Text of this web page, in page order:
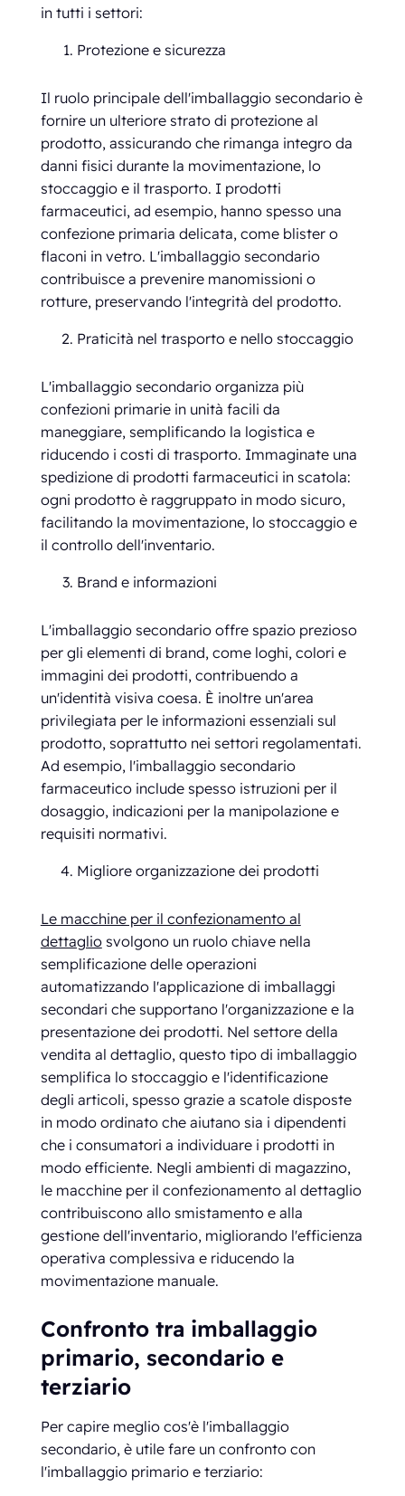
in tutti i settori:
Protezione e sicurezza
Il ruolo principale dell'imballaggio secondario è
fornire un ulteriore strato di protezione al
prodotto, assicurando che rimanga integro da
danni fisici durante la movimentazione, lo
stoccaggio e il trasporto. I prodotti
farmaceutici, ad esempio, hanno spesso una
confezione primaria delicata, come blister o
flaconi in vetro. L'imballaggio secondario
contribuisce a prevenire manomissioni o
rotture, preservando l'integrità del prodotto.
Praticità nel trasporto e nello stoccaggio
L'imballaggio secondario organizza più
confezioni primarie in unità facili da
maneggiare, semplificando la logistica e
riducendo i costi di trasporto. Immaginate una
spedizione di prodotti farmaceutici in scatola:
ogni prodotto è raggruppato in modo sicuro,
facilitando la movimentazione, lo stoccaggio e
il controllo dell'inventario.
Brand e informazioni
L'imballaggio secondario offre spazio prezioso
per gli elementi di brand, come loghi, colori e
immagini dei prodotti, contribuendo a
un'identità visiva coesa. È inoltre un'area
privilegiata per le informazioni essenziali sul
prodotto, soprattutto nei settori regolamentati.
Ad esempio, l'imballaggio secondario
farmaceutico include spesso istruzioni per il
dosaggio, indicazioni per la manipolazione e
requisiti normativi.
Migliore organizzazione dei prodotti
Le macchine per il confezionamento al
dettagliosvolgono un ruolo chiave nella
semplificazione delle operazioni
automatizzando l'applicazione di imballaggi
secondari che supportano l'organizzazione e la
presentazione dei prodotti. Nel settore della
vendita al dettaglio, questo tipo di imballaggio
semplifica lo stoccaggio e l'identificazione
degli articoli, spesso grazie a scatole disposte
in modo ordinato che aiutano sia i dipendenti
che i consumatori a individuare i prodotti in
modo efficiente. Negli ambienti di magazzino,
le macchine per il confezionamento al dettaglio
contribuiscono allo smistamento e alla
gestione dell'inventario, migliorando l'efficienza
operativa complessiva e riducendo la
movimentazione manuale.
Confronto tra imballaggio
primario, secondario e
terziario
Per capire meglio cos'è l'imballaggio
secondario, è utile fare un confronto con
l'imballaggio primario e terziario: